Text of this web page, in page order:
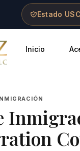
Estado
Inicio